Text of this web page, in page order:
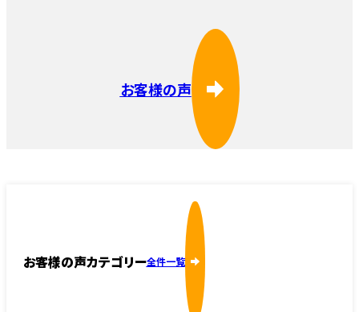
お客様の声
お客様の声カテゴリー全件一覧